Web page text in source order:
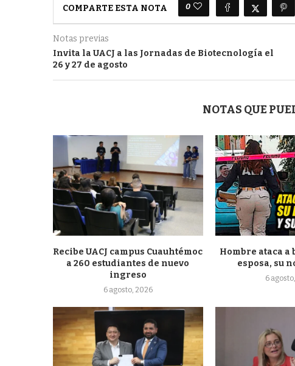
COMPARTE ESTA NOTA 0
Notas previas
Invita la UACJ a las Jornadas de Biotecnología el
26 y 27 de agosto
NOTAS QUE
Recibe UACJ campus Cuauhtémoc
a 260 estudiantes de nuevo
ingreso
6 agosto, 2026
Hombre ataca a
esposa, su
6